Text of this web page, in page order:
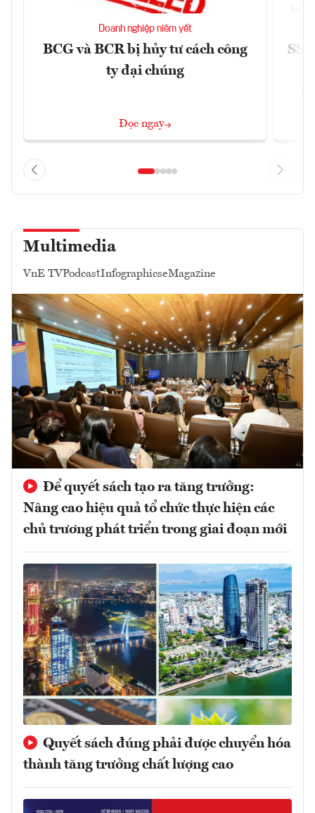
Doanh nghiệp niêm yết
BCG và BCR bị hủy tư cách công
ty đại chúng
Đọc ngay
SSI
Multimedia
VnE TVPodcastInfographicseMagazine
Để quyết sách tạo ra tăng trưởng:
Nâng cao hiệu quả tổ chức thực hiện các
chủ trương phát triển trong giai đoạn mới
Quyết sách đúng phải được chuyển hóa
thành tăng trưởng chất lượng cao